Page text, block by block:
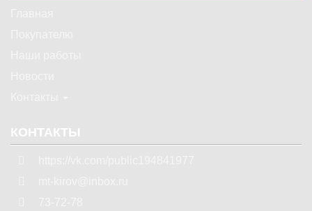
КОНТАКТЫ